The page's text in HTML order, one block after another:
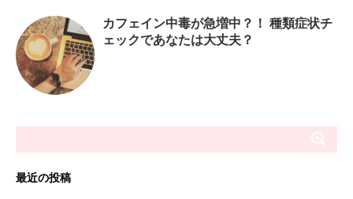
カフェイン中毒が急増中？！ 種類症状チ
ェックであなたは大丈夫？
最近の投稿